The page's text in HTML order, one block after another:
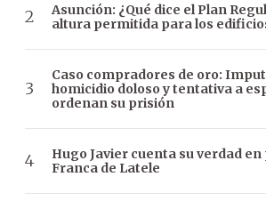
Asunción: ¿Qué dice el Plan
altura permitida para los
Caso compradores de oro:
homicidio doloso y tentativa a
ordenan su prisión
Hugo Javier cuenta su verdad
Franca de Latele